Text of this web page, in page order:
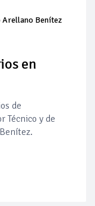
las inversiones de
Arellano Benítez
en
de
Técnico y de